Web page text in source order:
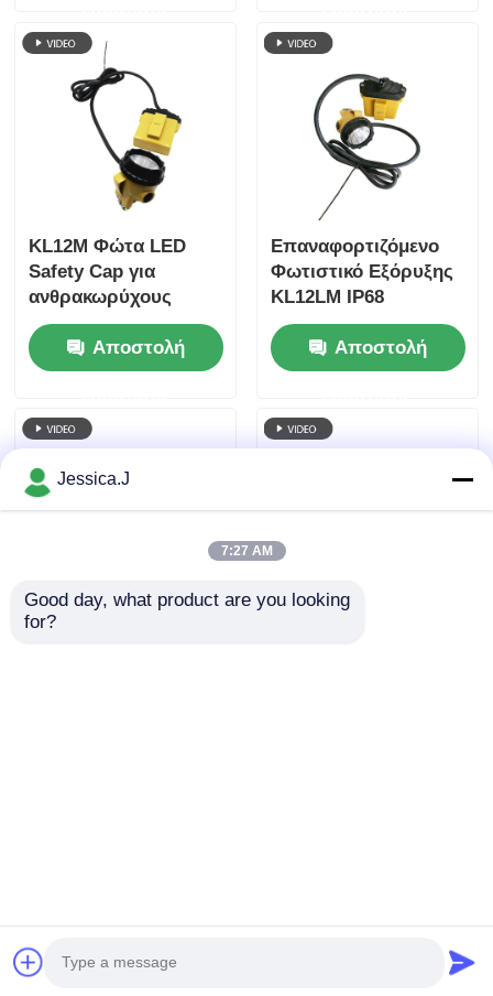
KL12M Φώτα LED
Safety Cap για
ανθρακωρύχους
Φώτα Helmet για
ανθρακωρύχους
Φώτα με σύρμα
Αποστολή
Επαναφορτιζόμενο
Φωτιστικό Εξόρυξης
KL12LM IP68
Αδιάβροχο Φακός
Κεφαλής Εργάτη για
Υπόγεια Χρήση
Αποστολή
Ανθεκτική Λυχνία
εργοστάσιο.Copyright © 2026 GREEN LIGHTING
Jessica.J
7:27 AM
Good day, what product are you looking
for?